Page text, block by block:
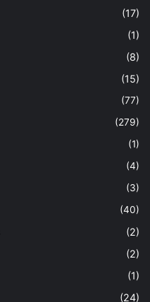
(17)
(1)
(8)
(15)
(77)
(279)
(1)
(4)
(3)
(40)
(2)
(2)
(1)
(24)